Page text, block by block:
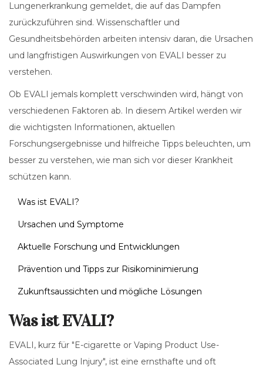
Lungenerkrankung gemeldet, die auf das Dampfen
zurückzuführen sind. Wissenschaftler und
Gesundheitsbehörden arbeiten intensiv daran, die Ursachen
und langfristigen Auswirkungen von EVALI besser zu
verstehen.
Ob EVALI jemals komplett verschwinden wird, hängt von
verschiedenen Faktoren ab. In diesem Artikel werden wir
die wichtigsten Informationen, aktuellen
Forschungsergebnisse und hilfreiche Tipps beleuchten, um
besser zu verstehen, wie man sich vor dieser Krankheit
schützen kann.
Was ist EVALI?
Ursachen und Symptome
Aktuelle Forschung und Entwicklungen
Prävention und Tipps zur Risikominimierung
Zukunftsaussichten und mögliche Lösungen
Was ist EVALI?
EVALI, kurz für "E-cigarette or Vaping Product Use-
Associated Lung Injury", ist eine ernsthafte und oft